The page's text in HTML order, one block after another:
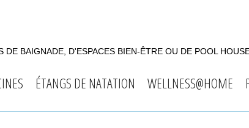
BAIGNADE, D'ESPACES BIEN-ÊTRE OU DE POOL
ÉTANGS DE NATATION WELLNESS@HOME